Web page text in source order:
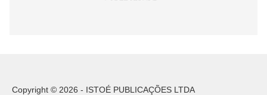
Copyright © 2026 - ISTOÉ PUBLICAÇÕES LTDA